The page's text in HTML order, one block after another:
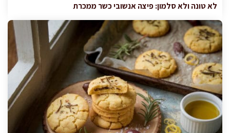
לא טונה ולא סלמון: פיצה אנשובי כשר ממכרת